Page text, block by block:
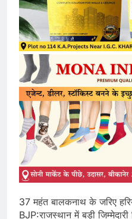
37 महंत बालकनाथ के जरिए
BJP:राजस्थान में बड़ी